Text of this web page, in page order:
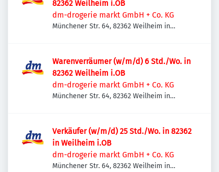
82362 Weilheim i.OB
dm-drogerie markt GmbH + Co. KG
Münchener Str. 64, 82362 Weilheim in
Warenverräumer (w/m/d) 6 Std./Wo. in
82362 Weilheim i.OB
dm-drogerie markt GmbH + Co. KG
Münchener Str. 64, 82362 Weilheim in
Verkäufer (w/m/d) 25 Std./Wo. in 82362
in Weilheim i.OB
dm-drogerie markt GmbH + Co. KG
Münchener Str. 64, 82362 Weilheim in